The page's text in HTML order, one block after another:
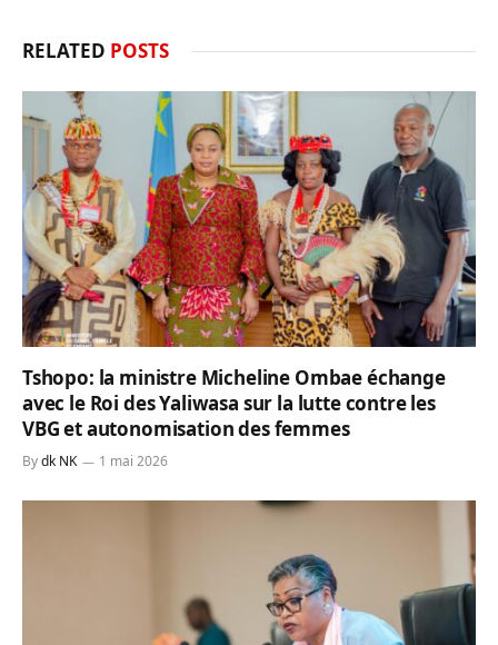
RELATED POSTS
Tshopo: la ministre Micheline Ombae échange
avec le Roi des Yaliwasa sur la lutte contre les
VBG et autonomisation des femmes
Bydk NK 1 mai 2026